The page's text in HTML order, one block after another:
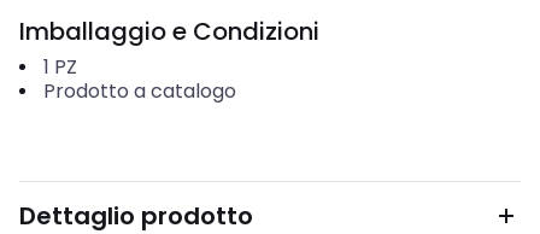
Imballaggio e Condizioni
1 PZ
Prodotto a catalogo
Dettaglio prodotto